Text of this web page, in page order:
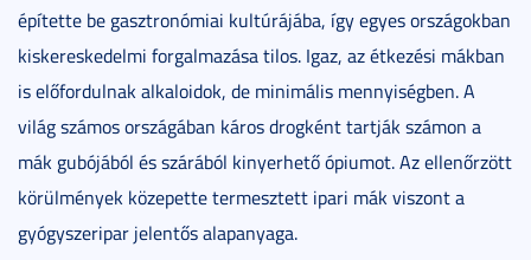
építette be gasztronómiai kultúrájába, így egyes országokban
kiskereskedelmi forgalmazása tilos. Igaz, az étkezési mákban
is előfordulnak alkaloidok, de minimális mennyiségben. A
világ számos országában káros drogként tartják számon a
mák gubójából és szárából kinyerhető ópiumot. Az ellenőrzött
körülmények közepette termesztett ipari mák viszont a
gyógyszeripar jelentős alapanyaga.